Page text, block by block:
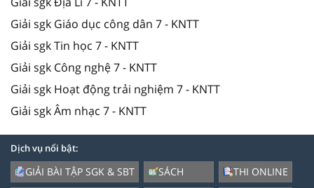
Giải sgk Giáo dục công dân 7 - KNTT
Giải sgk Tin học 7 - KNTT
Giải sgk Công nghệ 7 - KNTT
Giải sgk Hoạt động trải nghiệm 7 - KNTT
Giải sgk Âm nhạc 7 - KNTT
Dịch vụ nổi bật:
GIẢI BÀI TẬP SGK & SBT
SÁCH
THI ONLINE